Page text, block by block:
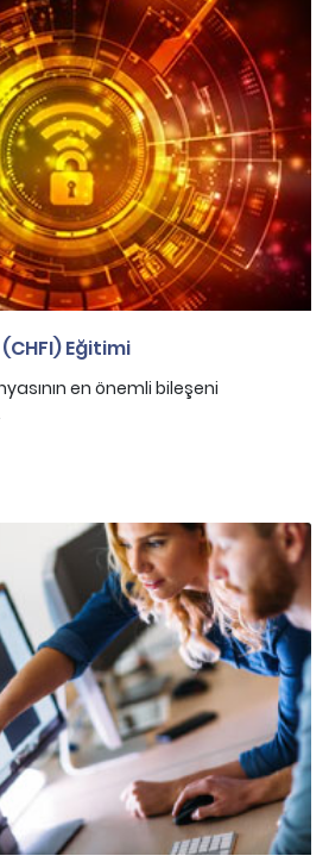
Eğitimi
en önemli bileşeni